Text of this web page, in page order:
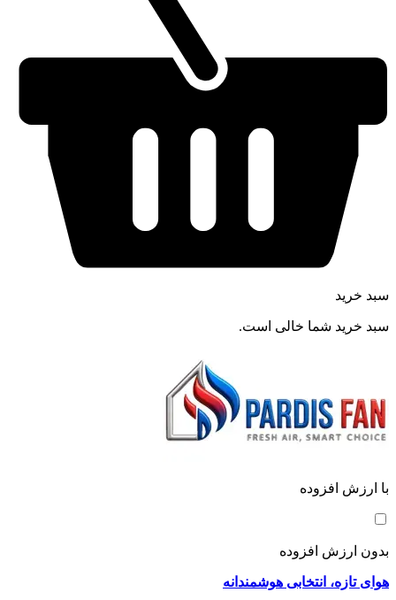
سبد خرید
سبد خرید شما خالی است.
با ارزش افزوده
بدون ارزش افزوده
هوای تازه، انتخابی هوشمندانه